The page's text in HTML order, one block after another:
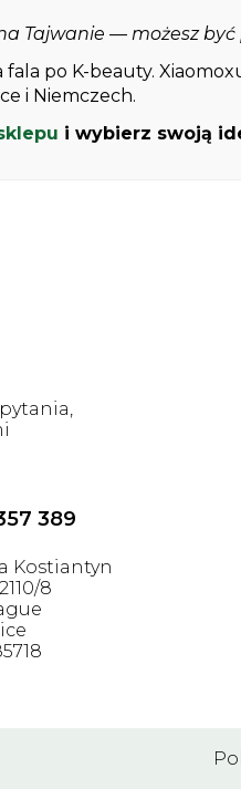
Tajwanie — możesz być
po K-beauty.
i Niemczech.
i wybierz swoją
389
Kostiantyn
8